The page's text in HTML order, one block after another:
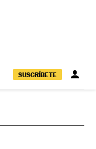
SUSCRÍBETE